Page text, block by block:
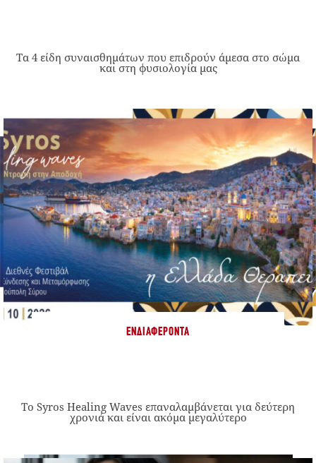
Τα 4 είδη συναισθημάτων που επιδρούν άμεσα στο σώμα
και στη φυσιολογία μας
ΕΝΔΙΑΦΈΡΟΝΤΑ
Το Syros Healing Waves επαναλαμβάνεται για δεύτερη
χρονιά και είναι ακόμα μεγαλύτερο